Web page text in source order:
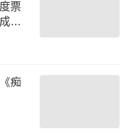
票
绩
痴